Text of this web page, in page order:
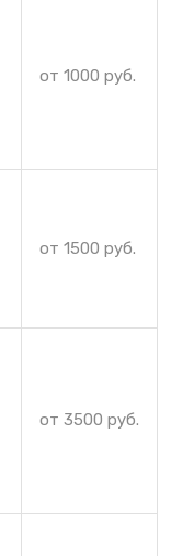
от 1000 руб.
от 1500 руб.
от 3500 руб.